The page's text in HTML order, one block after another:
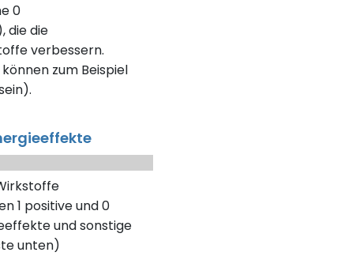
0
die die
verbessern.
zum Beispiel
1 positive und 0
und sonstige
unten)